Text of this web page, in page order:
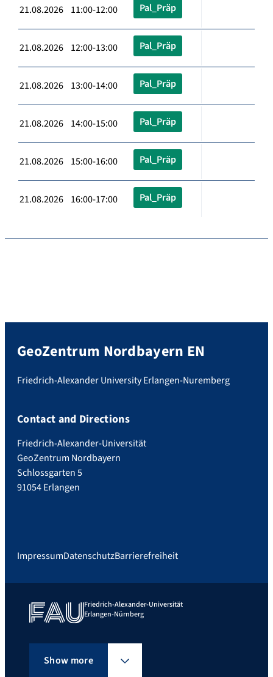
21.08.2026 11:00-12:00 Pal_Präp
21.08.2026 12:00-13:00 Pal_Präp
21.08.2026 13:00-14:00 Pal_Präp
21.08.2026 14:00-15:00 Pal_Präp
21.08.2026 15:00-16:00 Pal_Präp
21.08.2026 16:00-17:00 Pal_Präp
GeoZentrum Nordbayern EN
Friedrich-Alexander University Erlangen-Nuremberg
Contact and Directions
Friedrich-Alexander-Universität
GeoZentrum Nordbayern
Schlossgarten 5
91054 Erlangen
ImpressumDatenschutzBarrierefreiheit
Friedrich-Alexander-Universität
Erlangen-Nürnberg
Show more